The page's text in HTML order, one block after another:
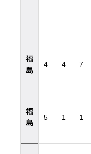
福
島
4 4 7
福
島
5 1 1